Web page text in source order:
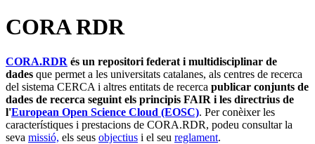
CORA RDR
CORA.RDR és un repositori federat i multidisciplinar de
dades que permet a les universitats catalanes, als centres de recerca
del sistema CERCA i altres entitats de recerca publicar conjunts de
dades de recerca seguint els principis FAIR i les directrius de
l'European Open Science Cloud (EOSC). Per conèixer les
característiques i prestacions de CORA.RDR, podeu consultar la
seva missió, els seus objectius i el seu reglament.